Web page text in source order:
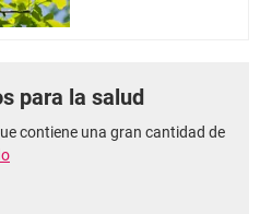
para la salud
contiene una gran cantidad de